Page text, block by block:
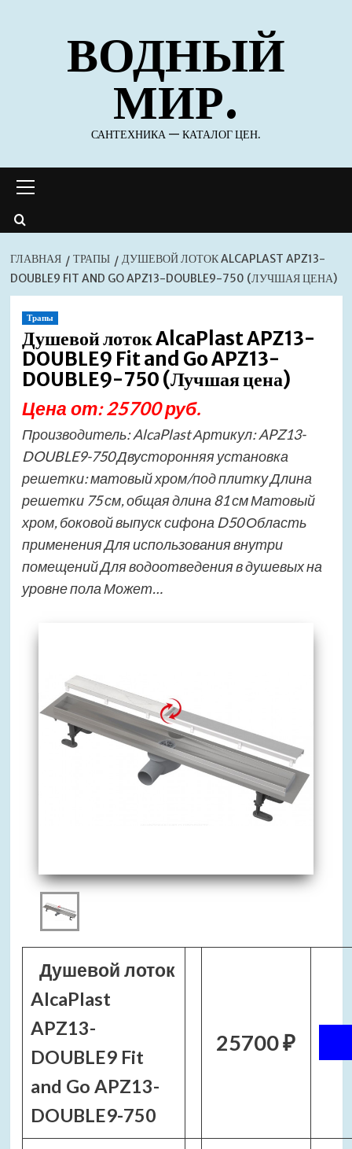
содержимомуВОДНЫЙ
МИР.
САНТЕХНИКА — КАТАЛОГ ЦЕН.
меню
ГЛАВНАЯ ТРАПЫ
ДУШЕВОЙ ЛОТОК ALCAPLAST APZ13-
DOUBLE9 FIT AND GO APZ13-DOUBLE9-750 (ЛУЧШАЯ ЦЕНА)
Трапы
Душевой лоток AlcaPlast APZ13-
DOUBLE9 Fit and Go APZ13-
DOUBLE9-750 (Лучшая цена)
Цена от: 25700 руб.
Производитель: AlcaPlast Артикул: APZ13-
DOUBLE9-750 Двусторонняя установка
решетки: матовый хром/под плитку Длина
решетки 75 см, общая длина 81 см Матовый
хром, боковой выпуск сифона D50 Область
применения Для использования внутри
помещений Для водоотведения в душевых на
уровне пола Может…
Душевой лоток
AlcaPlast
APZ13-
DOUBLE9 Fit
and Go APZ13-
DOUBLE9-750
25700 ₽